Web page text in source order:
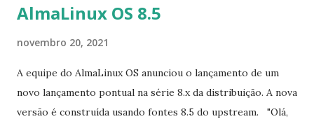
AlmaLinux OS 8.5
novembro 20, 2021
A equipe do AlmaLinux OS anunciou o lançamento de um
novo lançamento pontual na série 8.x da distribuição. A nova
versão é construída usando fontes 8.5 do upstream. "Olá,